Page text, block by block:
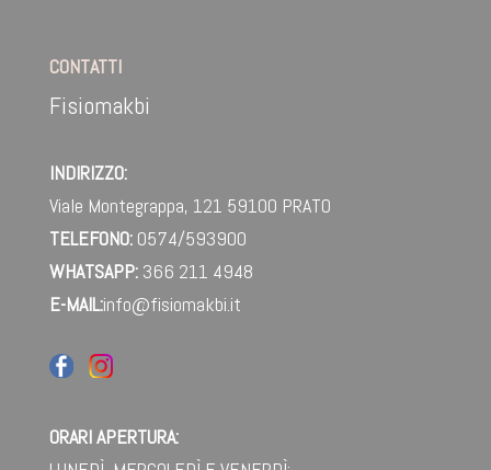
CONTATTI
Fisiomakbi
INDIRIZZO:
Viale Montegrappa, 121 59100 PRATO
TELEFONO: 0574/593900
WHATSAPP: 366 211 4948‬
E-MAIL:info@fisiomakbi.it
ORARI APERTURA: